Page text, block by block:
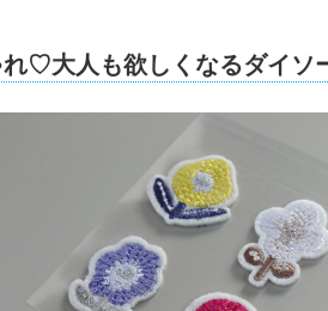
れ♡大人も欲しくなるダイ